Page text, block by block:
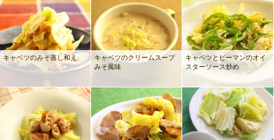
キャベツのみそ蒸し和え
キャベツのクリームスープ
みそ風味
キャベツとピーマンのオイ
スターソース炒め